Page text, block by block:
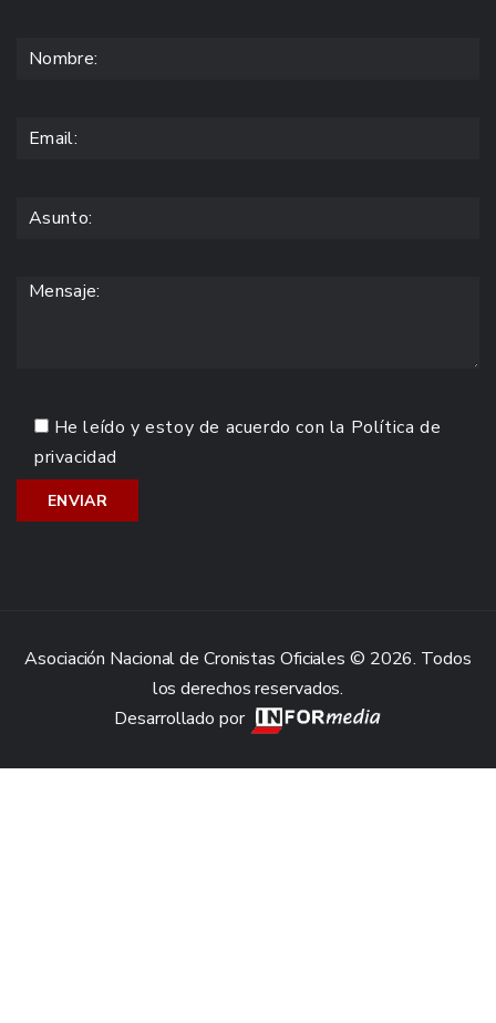
He leído y estoy de acuerdo con la Política de
privacidad
Asociación Nacional de Cronistas Oficiales © 2026. Todos
los derechos reservados.
Desarrollado por